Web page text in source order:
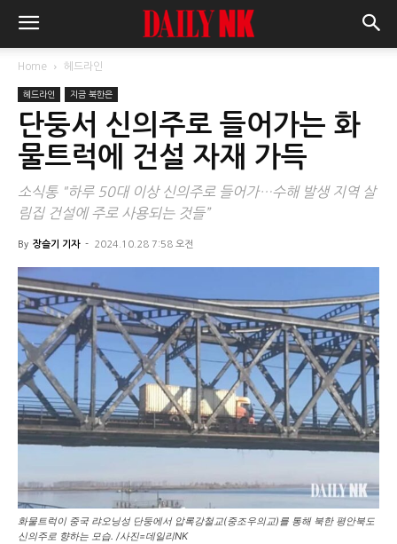
Home 헤드라인
헤드라인 지금 북한은
단둥서 신의주로 들어가는 화
물트럭에 건설 자재 가득
소식통 "하루 50대 이상 신의주로 들어가…수해 발생 지역 살
림집 건설에 주로 사용되는 것들”
By 장슬기 기자 - 2024.10.28 7:58 오전
화물트럭이 중국 랴오닝성 단둥에서 압록강철교(중조우의교)를 통해 북한 평안북도
신의주로 향하는 모습. /사진=데일리NK